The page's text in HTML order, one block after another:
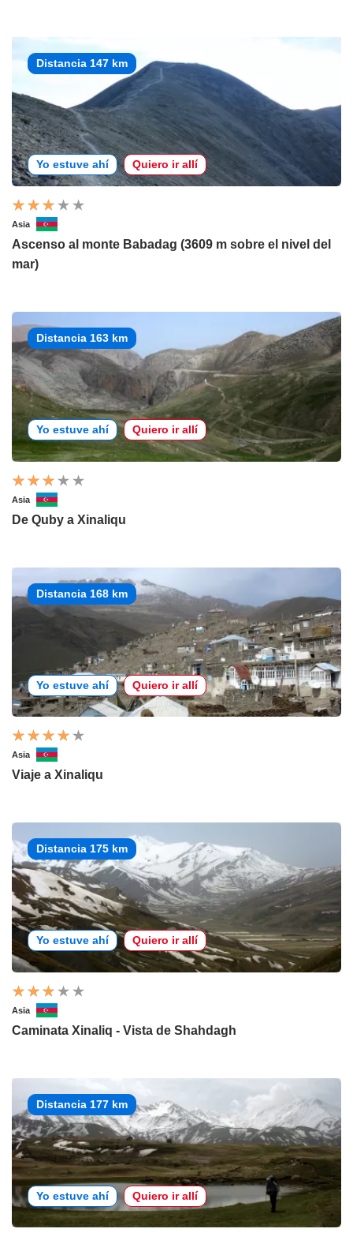
Distancia 147 km
Yo estuve ahí Quiero ir allí
Asia
Ascenso al monte Babadag (3609 m sobre el nivel del
mar)
Distancia 163 km
Yo estuve ahí Quiero ir allí
Asia
De Quby a Xinaliqu
Distancia 168 km
Yo estuve ahí Quiero ir allí
Asia
Viaje a Xinaliqu
Distancia 175 km
Yo estuve ahí Quiero ir allí
Asia
Caminata Xinaliq - Vista de Shahdagh
Distancia 177 km
Yo estuve ahí Quiero ir allí